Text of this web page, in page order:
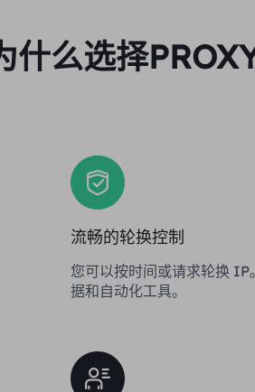
什么选择
流畅的轮换控制
您可以按时间或请求轮换 IP
据和自动化工具。